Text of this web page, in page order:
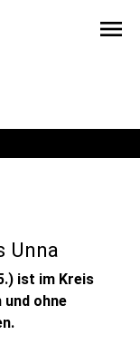
menu
Unna
ist im Kreis
ohne